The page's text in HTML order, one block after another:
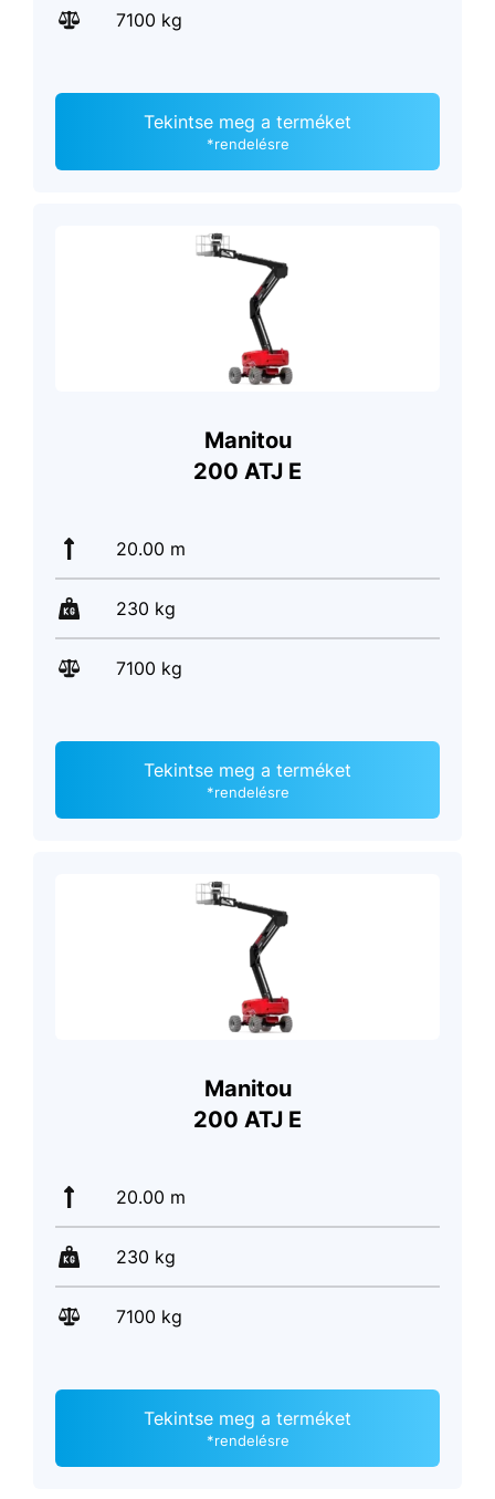
7100 kg
Tekintse meg a terméket
*rendelésre
Manitou
200 ATJ E
20.00 m
230 kg
7100 kg
Tekintse meg a terméket
*rendelésre
Manitou
200 ATJ E
20.00 m
230 kg
7100 kg
Tekintse meg a terméket
*rendelésre